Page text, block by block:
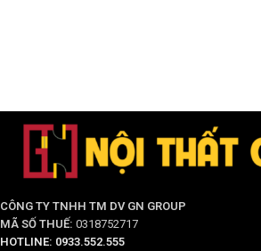
CÔNG TY TNHH TM DV GN GROUP
MÃ SỐ THUẾ: 0318752717
HOTLINE: 0933.552.555